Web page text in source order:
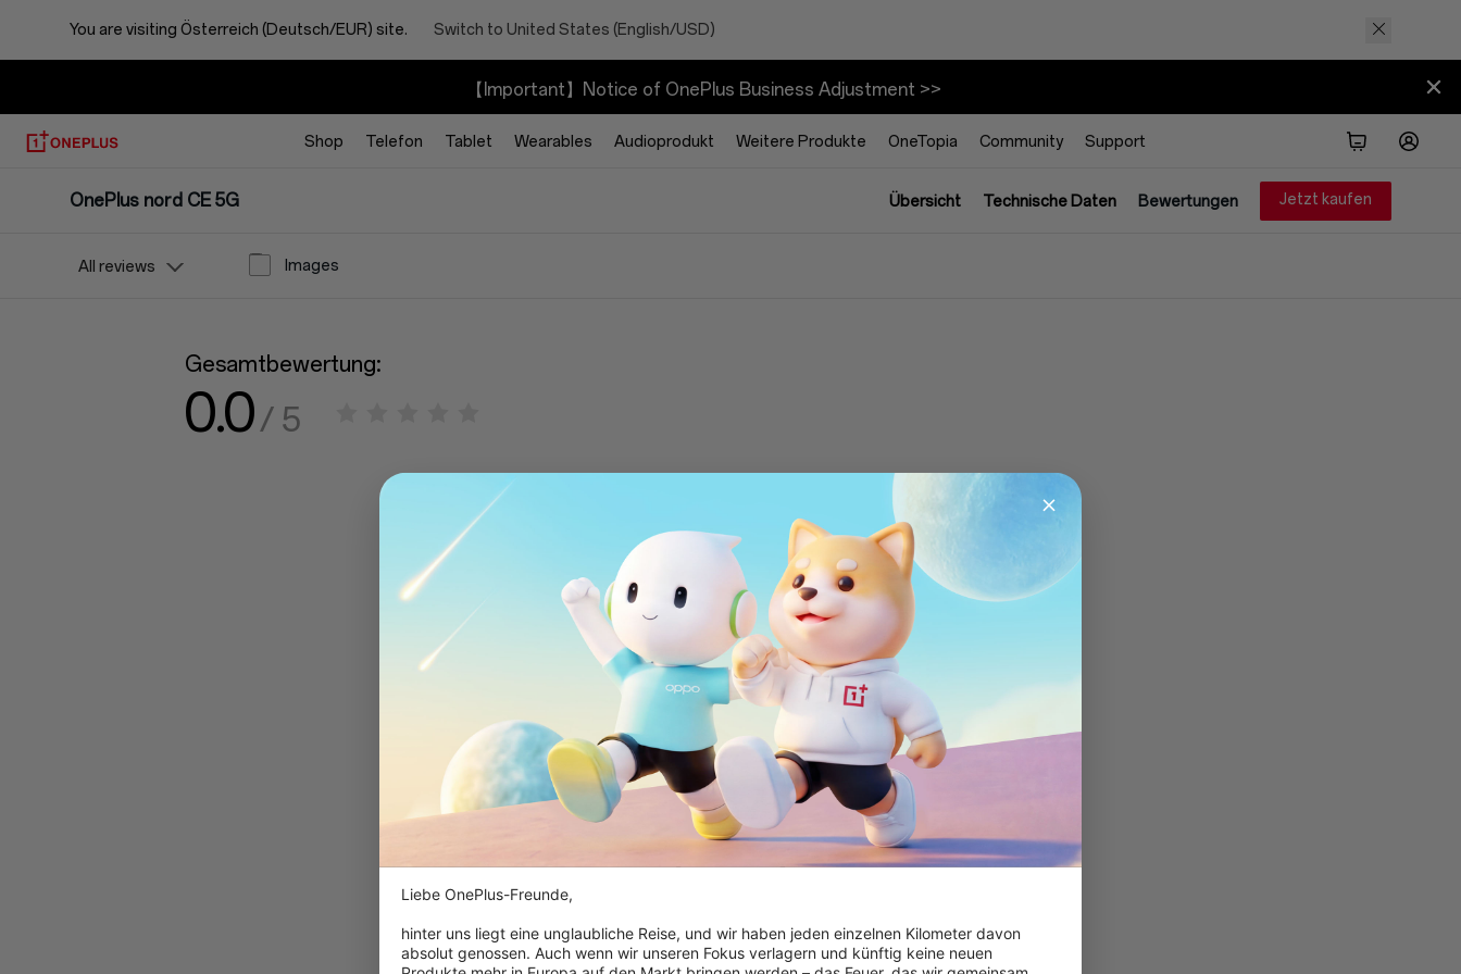
You are visiting Österreich (Deutsch/EUR) site. Switch to United States (English/USD)
【Important】Notice of OnePlus Business Adjustment >>
Shop Telefon Tablet Wearables Audioprodukt Weitere Produkte OneTopia Community Support
OnePlus nord CE 5G Übersicht Technische Daten Bewertungen Jetzt kaufen
All reviews Images
Gesamtbewertung:
0.0/ 5
Liebe OnePlus-Freunde,
hinter uns liegt eine unglaubliche Reise, und wir haben jeden einzelnen Kilometer davon
absolut genossen. Auch wenn wir unseren Fokus verlagern und künftig keine neuen